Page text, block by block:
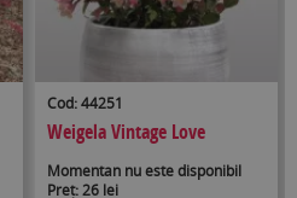
Cod: 44251
Weigela Vintage Love
Momentan nu este disponibil
Preț: 26 lei